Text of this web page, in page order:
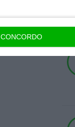
CONCORDO